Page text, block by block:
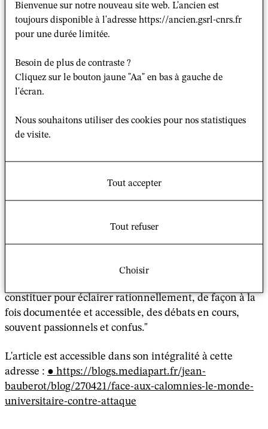
Jean Baubérota publié sur le site de
universitaire contre-attaque"
ouvrages, l'un de Michel Wieviorka (
Racisme,
antisémitisme, antiracisme
Héran (
Lettre aux professeurs sur la liberté
d'expression
Vidal et plus généralement à tout ce qui a été "écrit ces
derniers mois pour délégitimer l'approche universitaire
"Que n’a-t-on pas dit et écrit ces derniers mois pour
trois ouvrages (signés Michel Wieviorka, Patrick Weil et
constituer pour éclairer rationnellement, de façon à la
fois documentée et accessible, des débats en cours,
souvent passionnels et confus."
L'article est accessible dans son intégralité à cette
adresse :
https://blogs.mediapart.fr/jean-
bauberot/blog/270421/face-aux-calomnies-le-monde-
universitaire-contre-attaque
Bienvenue sur notre nouveau site web. L'ancien est
toujours disponible à l'adresse https://ancien.gsrl-cnrs.fr
pour une durée limitée.
Besoin de plus de contraste ?
Cliquez sur le bouton jaune "Aa" en bas à gauche de
l'écran.
Nous souhaitons utiliser des cookies pour nos statistiques
de visite.
Tout accepter
Tout refuser
Choisir